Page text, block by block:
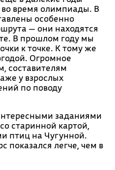
время олимпиады. В
особенно
— они находятся
В прошлом году мы
к точке. К тому же
Огромное
составителям
у взрослых
по поводу
заданиями
старинной картой,
птиц на Чугунной.
показался легче, чем в